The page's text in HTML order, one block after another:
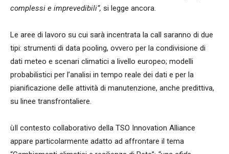
complessi e imprevedibili”, si legge ancora.
Le aree di lavoro su cui sarà incentrata la call saranno di due
tipi: strumenti di data pooling, ovvero per la condivisione di
dati meteo e scenari climatici a livello europeo; modelli
probabilistici per l’analisi in tempo reale dei dati e per la
pianificazione delle attività di manutenzione, anche predittiva,
su linee transfrontaliere.
ùIl contesto collaborativo della TSO Innovation Alliance
appare particolarmente adatto ad affrontare il tema